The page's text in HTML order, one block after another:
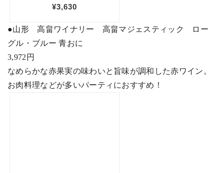
●山形 高畠ワイナリー 高畠マジェスティック ロー
グル・ブルー 青おに
3,972 円
なめらかな赤果実の味わいと旨味が調和した赤ワイン。
お肉料理などが多いパーティにおすすめ！